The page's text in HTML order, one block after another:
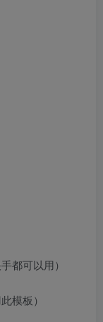
都可以用）
模板）